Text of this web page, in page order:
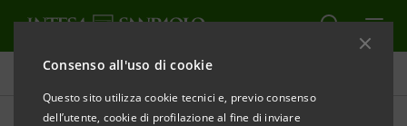
Consenso all'uso di cookie
Questo sito utilizza cookie tecnici e, previo consenso
dell’utente, cookie di profilazione al fine di inviare
Tutti gli eventi sostenuti dalla banca